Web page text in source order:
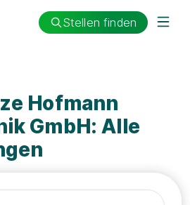
Stellen finden
Hofmann
GmbH: Alle